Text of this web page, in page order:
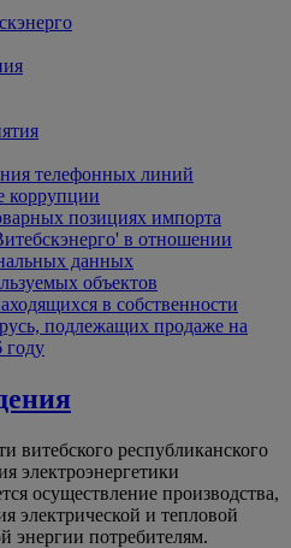
телефонных линий
коррупции
позициях импорта
в отношении
данных
объектов
в собственности
подлежащих продаже на
году
витебского республиканского
электроэнергетики
осуществление производства,
электрической и тепловой
энергии потребителям.